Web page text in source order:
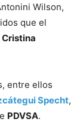
Wilson,
que el
Cristina
entre ellos
Specht,
PDVSA.